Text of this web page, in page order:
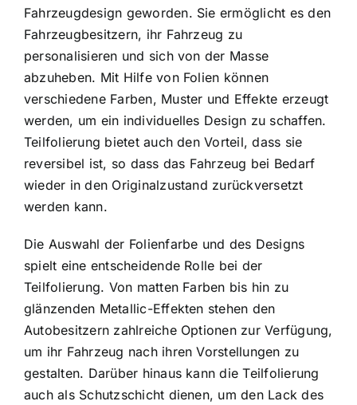
Fahrzeugdesign geworden. Sie ermöglicht es den
Fahrzeugbesitzern, ihr Fahrzeug zu
personalisieren und sich von der Masse
abzuheben. Mit Hilfe von Folien können
verschiedene Farben, Muster und Effekte erzeugt
werden, um ein individuelles Design zu schaffen.
Teilfolierung bietet auch den Vorteil, dass sie
reversibel ist, so dass das Fahrzeug bei Bedarf
wieder in den Originalzustand zurückversetzt
werden kann.
Die Auswahl der Folienfarbe und des Designs
spielt eine entscheidende Rolle bei der
Teilfolierung. Von matten Farben bis hin zu
glänzenden Metallic-Effekten stehen den
Autobesitzern zahlreiche Optionen zur Verfügung,
um ihr Fahrzeug nach ihren Vorstellungen zu
gestalten. Darüber hinaus kann die Teilfolierung
auch als Schutzschicht dienen, um den Lack des